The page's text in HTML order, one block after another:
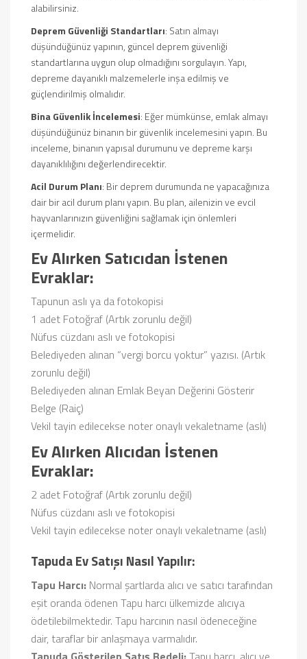
alabilirsiniz.
Deprem Güvenliği Standartları: Satın almayı
düşündüğünüz yapının, güncel deprem güvenliği
standartlarına uygun olup olmadığını sorgulayın. Yapı,
depreme dayanıklı malzemelerle inşa edilmiş ve
güçlendirilmiş olmalıdır.
Bina Güvenlik İncelemesi: Eğer mümkünse, emlak almayı
düşündüğünüz binanın bir güvenlik incelemesini yapın. Bu
inceleme, binanın yapısal durumunu ve depreme karşı
dayanıklılığını değerlendirecektir.
Acil Durum Planı: Bir deprem durumunda ne yapacağınıza
dair bir acil durum planı yapın. Bu plan, ailenizin ve evcil
hayvanlarınızın güvenliğini sağlamak için önlemleri
içermelidir.
Ev Alırken Satıcıdan İstenen
Evraklar:
Tapunun aslı ya da fotokopisi
1 adet Fotoğraf (Artık zorunlu değil)
Nüfus cüzdanı aslı ve fotokopisi
Belediyeden alınan “vergi borcu yoktur” yazısı. (Artık
zorunlu değil)
Belediyeden alınan Emlak Beyan Değerini Gösterir
Belge (Raiç)
Vekil tayin edilecekse noter onaylı vekaletname (aslı)
Ev Alırken Alıcıdan İstenen
Evraklar:
2 adet Fotoğraf (Artık zorunlu değil)
Nüfus cüzdanı aslı ve fotokopisi
Vekil tayin edilecekse noter onaylı vekaletname (aslı)
Tapuda Ev Satışı Nasıl Yapılır:
Tapu Harcı: Normal şartlarda alıcı ve satıcı tarafından
eşit oranda ödenen Tapu harcı ülkemizde alıcıya
ödetilebilmektedir. Tapu harcının nasıl ödeneceğine
dair, taraflar bir anlaşmaya varmalıdır.